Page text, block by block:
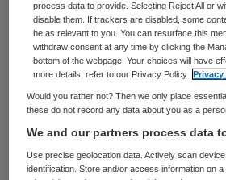
eenvoudig toepassen in
privéleven, aldus ZEL. De
baseren hun oordeel op
huisartspraktijken die zijn
het Fonds
Westland, Schieland en
Tien huisartsenpraktijken
process data to provide. Selecting Reject All or
disable them. If trackers are disabled, some
be as relevant to you. You can resurface this
withdraw consent at any time by clicking the
bottom of the webpage. Your choices will have
more details, refer to our Privacy Policy.
Privacy
Would you rather not? Then we only place
these do not record any data about you as a
We and our partners process data
Use precise geolocation data. Actively scan
identification. Store and/or access information on